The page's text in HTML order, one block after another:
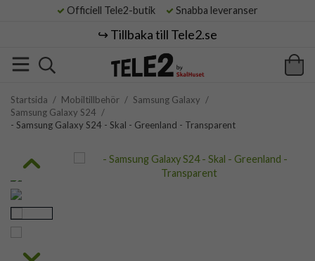
Officiell Tele2-butik Snabba leveranser
↪️ Tillbaka till Tele2.se
Startsida / Mobiltillbehör / Samsung Galaxy /
Samsung Galaxy S24 /
- Samsung Galaxy S24 - Skal - Greenland - Transparent